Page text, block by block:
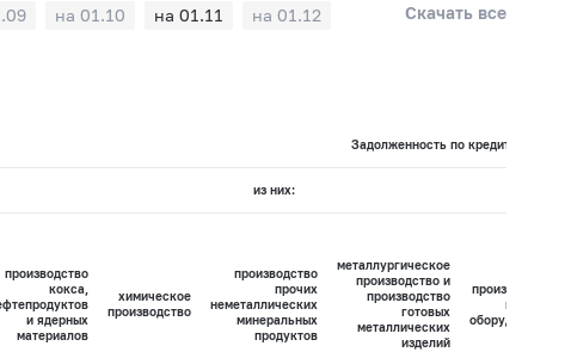
на 01.10 на 01.11 на 01.12 Скачать все
Задолженность по кредитам по
из них:
производство
кокса,
и ядерных
материалов
химическое
производство
производство
прочих
неметаллических
минеральных
продуктов
металлургическое
производство и
производство
готовых
металлических
изделий
производство
машин и
оборудования